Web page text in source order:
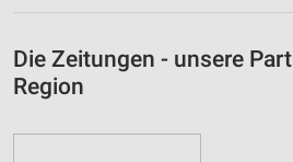
Die Zeitungen - unsere
Region